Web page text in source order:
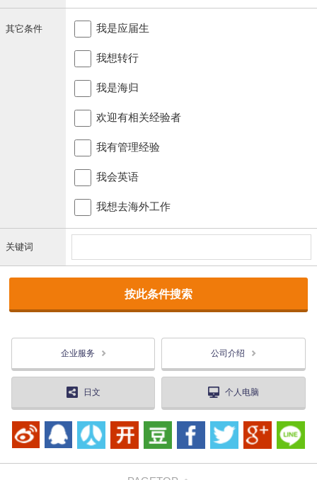
其它条件 我是应届生
我想转行
我是海归
欢迎有相关经验者
我有管理经验
我会英语
我想去海外工作
关键词
企业服务 公司介绍
日文 个人电脑